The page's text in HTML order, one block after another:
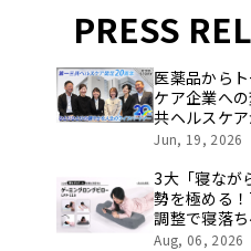
PRESS
医薬品から
ケア企業へ
共ヘルスケ
を記念し、製
合時のエピ
想いとともに
映像を公開！
Jun, 19, 2026
3大「寝なが
勢を極める
調整で寝落
ミングロング
Aug, 06, 2026